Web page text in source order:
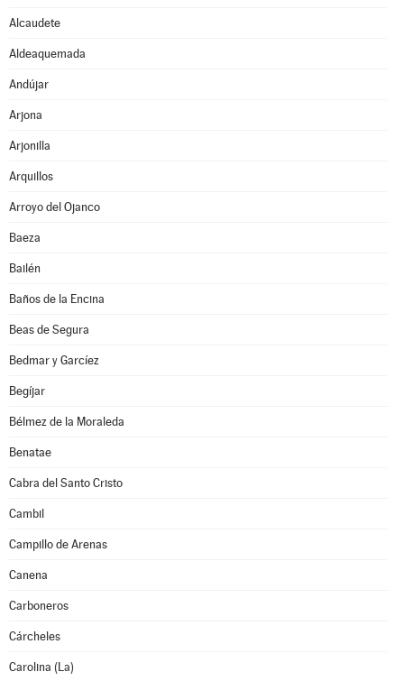
Alcaudete
Aldeaquemada
Andújar
Arjona
Arjonilla
Arquillos
Arroyo del Ojanco
Baeza
Bailén
Baños de la Encina
Beas de Segura
Bedmar y Garcíez
Begíjar
Bélmez de la Moraleda
Benatae
Cabra del Santo Cristo
Cambil
Campillo de Arenas
Canena
Carboneros
Cárcheles
Carolina (La)